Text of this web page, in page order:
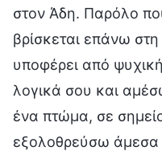
στον Άδη. Παρόλο
βρίσκεται επάνω
υποφέρει από
λογικά σου και
ένα πτώμα, σε
εξολοθρεύσω άμεσα